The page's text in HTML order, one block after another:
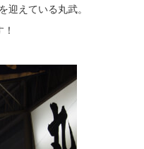
えている丸武。